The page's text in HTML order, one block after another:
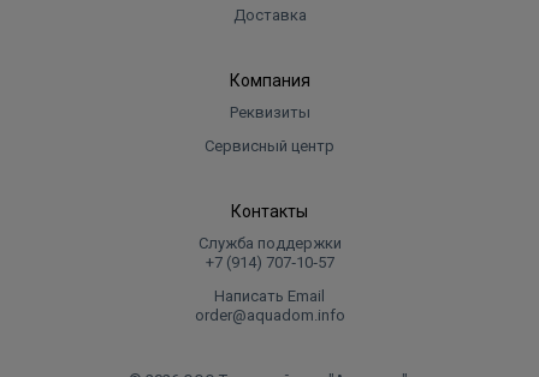
Доставка
Компания
Реквизиты
Сервисный центр
Контакты
Служба поддержки
+7 (914) 707‑10‑57
Написать Email
order@aquadom.info